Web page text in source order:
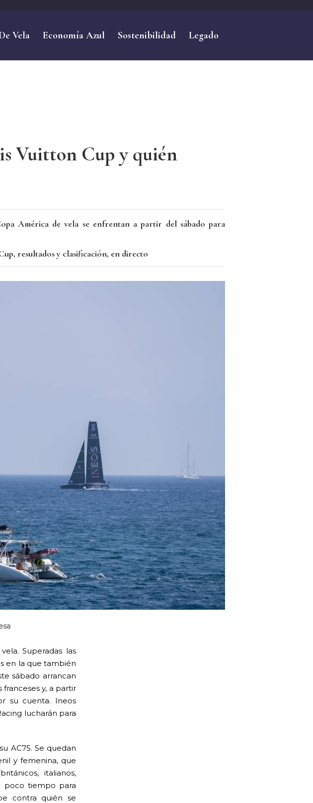
Vela Economía Azul Sostenibilidad Legado
Vuitton Cup y quién
América de vela se enfrentan a partir del sábado para
resultados y clasificación, en directo
Superadas las
en la que también
sábado arrancan
y, a partir
su cuenta. Ineos
lucharán para
AC75. Se quedan
y femenina, que
italianos,
poco tiempo para
contra quién se